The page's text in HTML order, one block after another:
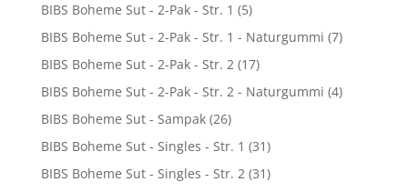
BIBS Boheme Sut - 2-Pak - Str. 1 (5)
BIBS Boheme Sut - 2-Pak - Str. 1 - Naturgummi (7)
BIBS Boheme Sut - 2-Pak - Str. 2 (17)
BIBS Boheme Sut - 2-Pak - Str. 2 - Naturgummi (4)
BIBS Boheme Sut - Sampak (26)
BIBS Boheme Sut - Singles - Str. 1 (31)
BIBS Boheme Sut - Singles - Str. 2 (31)